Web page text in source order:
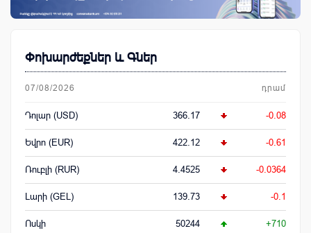
Փոխարժեքներ և Գներ
07/08/2026 դրամ
Դոլար (USD) 366.17 -0.08
Եվրո (EUR) 422.12 -0.61
Ռուբլի (RUR) 4.4525 -0.0364
Լարի (GEL) 139.73 -0.1
Ոսկի 50244 +710